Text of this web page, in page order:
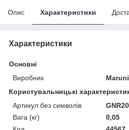
Опис Характеристики
Характеристики
Основні
Виробник
Maruni
Користувальницькі
Артикул без символів
Вага (кг)
0,05